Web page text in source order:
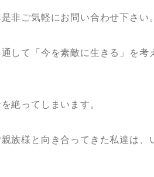
非ご気軽にお問い合わせ下さい。
して「今を素敵に生きる」を考
絶ってしまいます。
族様と向き合ってきた私達は